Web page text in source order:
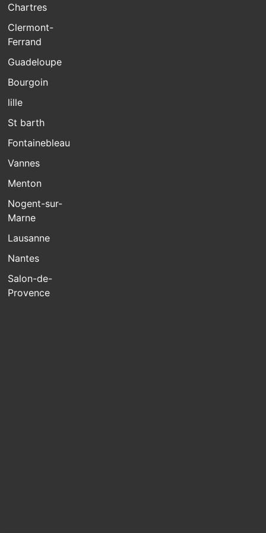
Chartres
Clermont-
Ferrand
Guadeloupe
Bourgoin
lille
St barth
Fontainebleau
Vannes
Menton
Nogent-sur-
Marne
Lausanne
Nantes
Salon-de-
Provence